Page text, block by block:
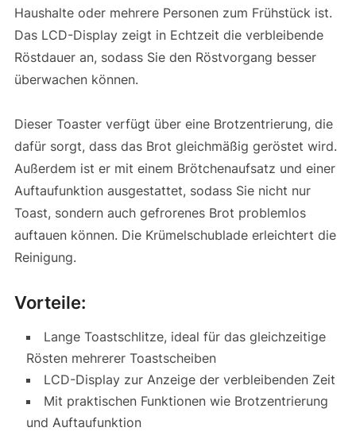
Haushalte oder mehrere Personen zum Frühstück ist.
Das LCD-Display zeigt in Echtzeit die verbleibende
Röstdauer an, sodass Sie den Röstvorgang besser
überwachen können.
Dieser Toaster verfügt über eine Brotzentrierung, die
dafür sorgt, dass das Brot gleichmäßig geröstet wird.
Außerdem ist er mit einem Brötchenaufsatz und einer
Auftaufunktion ausgestattet, sodass Sie nicht nur
Toast, sondern auch gefrorenes Brot problemlos
auftauen können. Die Krümelschublade erleichtert die
Reinigung.
Vorteile:
Lange Toastschlitze, ideal für das gleichzeitige
Rösten mehrerer Toastscheiben
LCD-Display zur Anzeige der verbleibenden Zeit
Mit praktischen Funktionen wie Brotzentrierung
und Auftaufunktion